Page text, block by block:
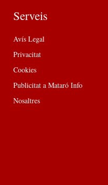
Serveis
Avís Legal
Privacitat
Cookies
Publicitat a Mataró Info
Nosaltres